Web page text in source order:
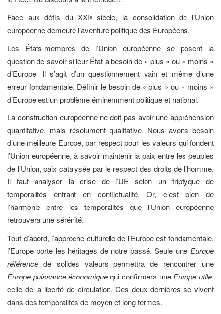
Face aux défis du XXIesiècle, la consolidation de l’Union
européenne demeure l’aventure politique des Européens.
Les États-membres de l’Union européenne se posent la
question de savoir si leur État a besoin de « plus » ou « moins »
d’Europe. Il s’agit d’un questionnement vain et même d’une
erreur fondamentale. Définir le besoin de « plus » ou « moins »
d’Europe est un problème éminemment politique et national.
La construction européenne ne doit pas avoir une appréhension
quantitative, mais résolument qualitative. Nous avons besoin
d’une meilleure Europe, par respect pour les valeurs qui fondent
l’Union européenne, à savoir maintenir la paix entre les peuples
de l’Union, paix catalysée par le respect des droits de l’homme.
Il faut analyser la crise de l’UE selon un triptyque de
temporalités entrant en conflictualité. Or, c’est bien de
l’harmonie entre les temporalités que l’Union européenne
retrouvera une sérénité.
Tout d’abord, l’approche culturelle de l’Europe est fondamentale,
l’Europe porte les héritages de notre passé. Seule une Europe
référence de solides valeurs permettra de rencontrer une
Europe puissance économique qui confirmera une Europe utile,
celle de la liberté de circulation. Ces deux dernières se vivent
dans des temporalités de moyen et long termes.